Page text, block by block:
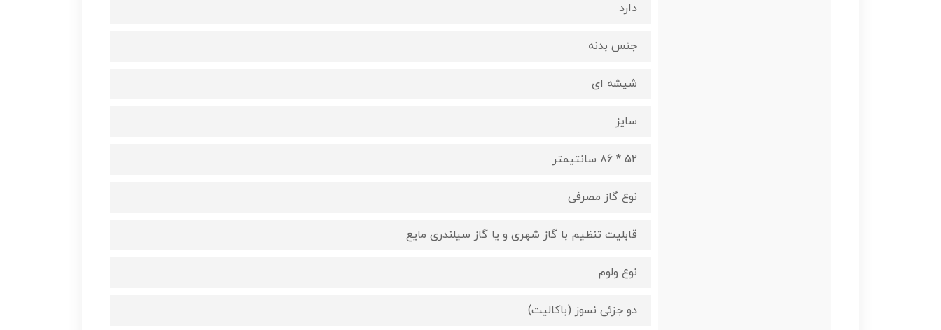
دارد
جنس بدنه
شیشه ای
سایز
52 * 86 سانتیمتر
نوع گاز مصرفی
قابلیت تنظیم با گاز شهری و یا گاز سیلندری مایع
نوع ولوم
دو جزئی نسوز (باکالیت)